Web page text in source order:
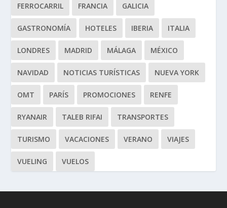
FERROCARRIL FRANCIA GALICIA
GASTRONOMÍA HOTELES IBERIA ITALIA
LONDRES MADRID MÁLAGA MÉXICO
NAVIDAD NOTICIAS TURÍSTICAS NUEVA YORK
OMT PARÍS PROMOCIONES RENFE
RYANAIR TALEB RIFAI TRANSPORTES
TURISMO VACACIONES VERANO VIAJES
VUELING VUELOS